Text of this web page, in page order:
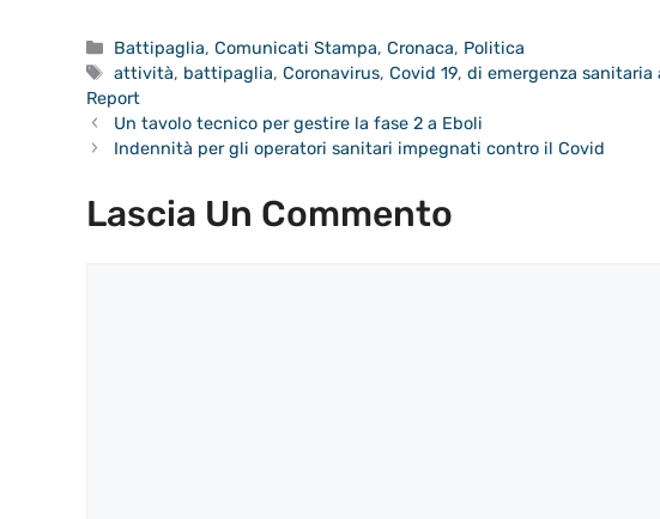
Categorie
Battipaglia,Comunicati Stampa,Cronaca, Politica
Tag
attività, battipaglia,Coronavirus,Covid 19,di emergenza sanitaria
Report
Un tavolo tecnico per gestire la fase 2 a Eboli
Indennità per gli operatori sanitari impegnati contro il Covid
Lascia Un Commento